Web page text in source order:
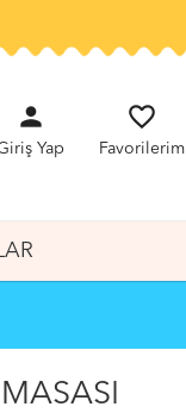
person
Yap
favorite_border
Favorilerim